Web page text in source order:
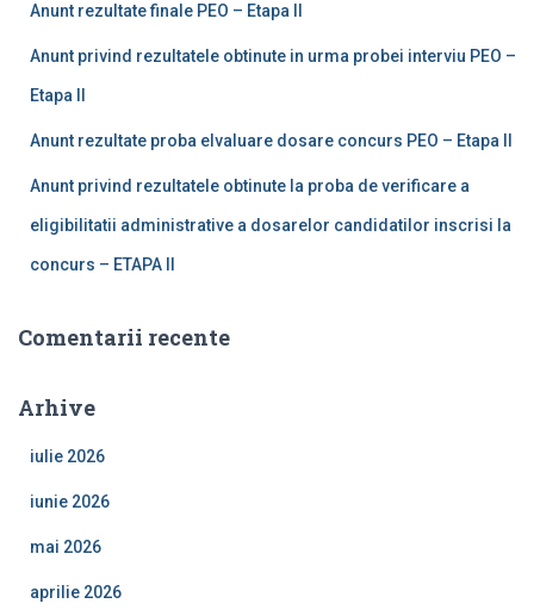
Anunt rezultate finale PEO – Etapa II
Anunt privind rezultatele obtinute in urma probei interviu PEO –
Etapa II
Anunt rezultate proba elvaluare dosare concurs PEO – Etapa II
Anunt privind rezultatele obtinute la proba de verificare a
eligibilitatii administrative a dosarelor candidatilor inscrisi la
concurs – ETAPA II
Comentarii recente
Arhive
iulie 2026
iunie 2026
mai 2026
aprilie 2026